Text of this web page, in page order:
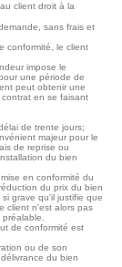
client droit à la
sans frais et
conformité, le client
impose le
une période de
peut obtenir une
en se faisant
de trente jours;
majeur pour le
de reprise ou
du bien
en conformité du
du prix du bien
grave qu'il justifie que
client n'est alors pas
de conformité est
ou de son
du bien